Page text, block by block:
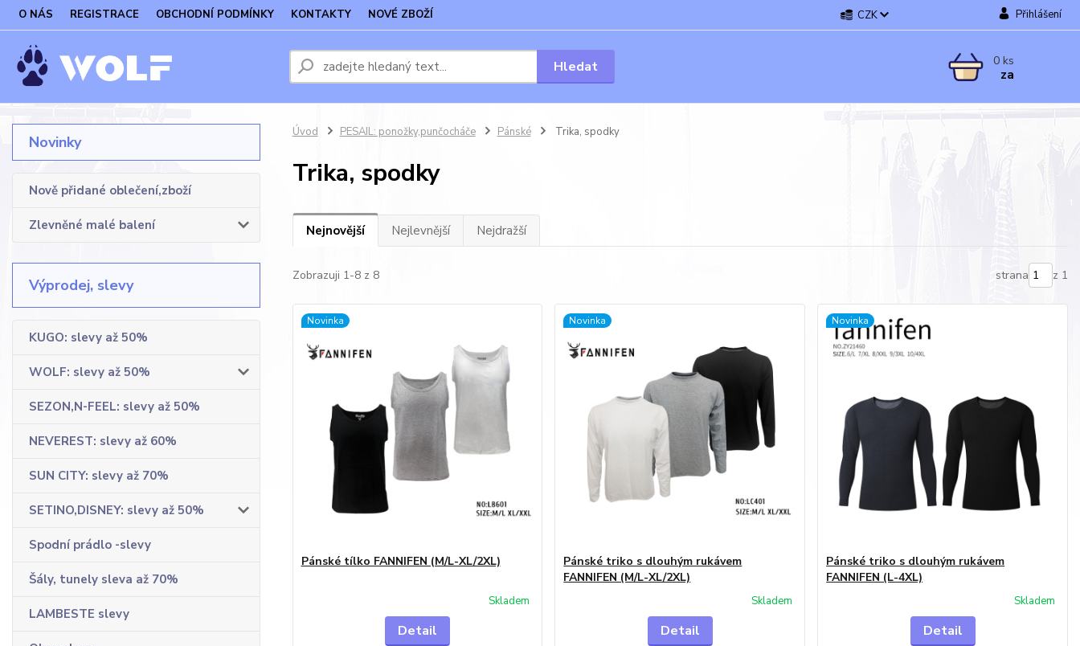
O NÁS REGISTRACE OBCHODNÍ PODMÍNKY KONTAKTY NOVÉ ZBOŽÍ CZK Přihlášení
Hledat 0 ks
za
Novinky
Nově přidané oblečení,zboží
Zlevněné malé balení
Výprodej, slevy
KUGO: slevy až 50%
WOLF: slevy až 50%
SEZON,N-FEEL: slevy až 50%
NEVEREST: slevy až 60%
SUN CITY: slevy až 70%
SETINO,DISNEY: slevy až 50%
Spodní prádlo -slevy
Šály, tunely sleva až 70%
LAMBESTE slevy
Úvod PESAIL: ponožky,punčocháče Pánské Trika, spodky
Trika, spodky
Nejnovější Nejlevnější Nejdražší
Zobrazuji 1-8 z 8 strana z 1
Novinka
Pánské tílko FANNIFEN (M/L-XL/2XL)
Skladem
Detail
Novinka
Pánské triko s dlouhým rukávem
FANNIFEN (M/L-XL/2XL)
Skladem
Detail
Novinka
Pánské triko s dlouhým rukávem
FANNIFEN (L-4XL)
Skladem
Detail